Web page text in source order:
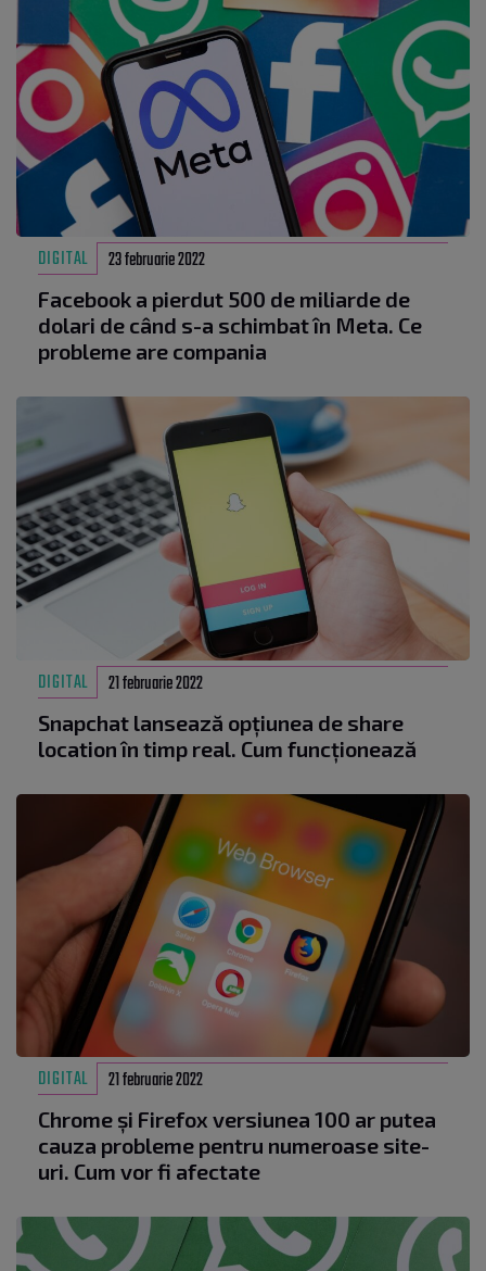
DIGITAL 23 februarie 2022
Facebook a pierdut 500 de miliarde de
dolari de când s-a schimbat în Meta. Ce
probleme are compania
DIGITAL 21 februarie 2022
Snapchat lansează opțiunea de share
location în timp real. Cum funcționează
DIGITAL 21 februarie 2022
Chrome și Firefox versiunea 100 ar putea
cauza probleme pentru numeroase site-
uri. Cum vor fi afectate